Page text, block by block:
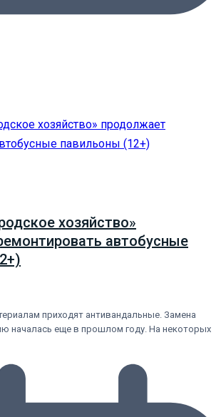
хозяйство»
автобусные
приходят антивандальные. Замена
началась еще в прошлом году. На некоторых